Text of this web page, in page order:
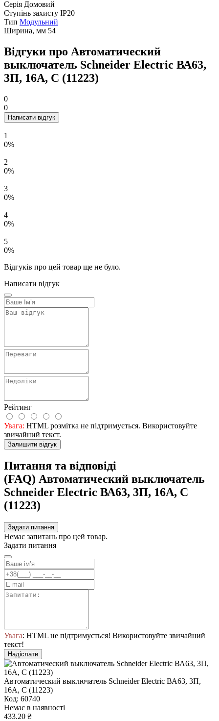
Серія Домовий
Ступінь захисту ІР20
Тип Модульний
Ширина, мм 54
Відгуки про Автоматический
выключатель Schneider Electric ВА63,
3П, 16A, C (11223)
0
0
Написати відгук
1
0%
2
0%
3
0%
4
0%
5
0%
Відгуків про цей товар ще не було.
Написати відгук
Рейтинг
Увага: HTML розмітка не підтримується. Використовуйте
звичайний текст.
Залишити відгук
Питання та відповіді
(FAQ) Автоматический выключатель
Schneider Electric ВА63, 3П, 16A, C
(11223)
Задати питання
Немає запитань про цей товар.
Задати питання
Увага: HTML не підтримується! Використовуйте звичайний
текст!
Надіслати
Автоматический выключатель Schneider Electric ВА63, 3П,
16A, C (11223)
Код: 60740
Немає в наявності
433.20 ₴